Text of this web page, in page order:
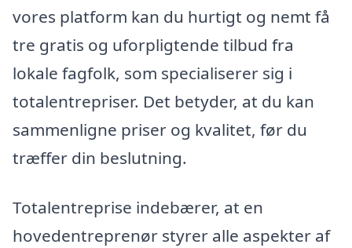
vores platform kan du hurtigt og nemt få
tre gratis og uforpligtende tilbud fra
lokale fagfolk, som specialiserer sig i
totalentrepriser. Det betyder, at du kan
sammenligne priser og kvalitet, før du
træffer din beslutning.
Totalentreprise indebærer, at en
hovedentreprenør styrer alle aspekter af